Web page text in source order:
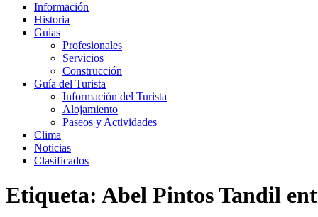
Información
Historia
Guias
Profesionales
Servicios
Construcción
Guía del Turista
Información del Turista
Alojamiento
Paseos y Actividades
Clima
Noticias
Clasificados
Etiqueta: Abel Pintos Tandil